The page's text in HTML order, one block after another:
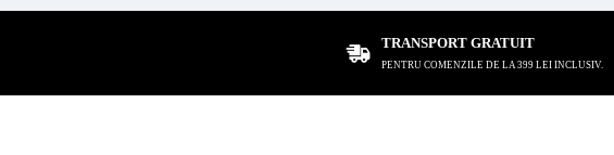
TRANSPORT GRATUIT
PENTRU COMENZILE DE LA 399 LEI INCLUSIV.